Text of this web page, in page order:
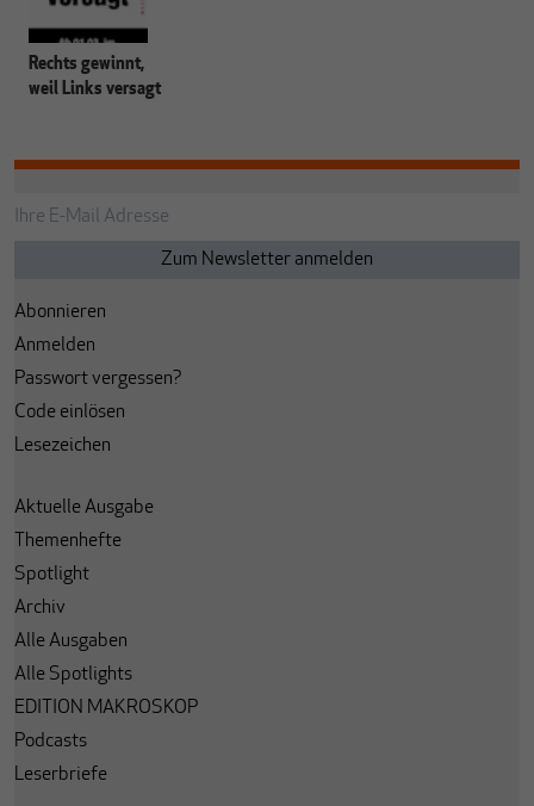
Rechts gewinnt,
weil Links versagt
Abonnieren
Anmelden
Passwort vergessen?
Code einlösen
Lesezeichen
Aktuelle Ausgabe
Themenhefte
Spotlight
Archiv
Alle Ausgaben
Alle Spotlights
EDITION MAKROSKOP
Podcasts
Leserbriefe